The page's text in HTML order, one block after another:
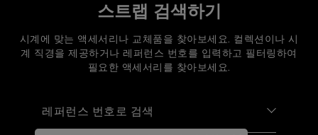
스트랩 검색하기
시계에 맞는 액세서리나 교체품을 찾아보세요. 컬렉션이나 시
계 직경을 제공하거나 레퍼런스 번호를 입력하고 필터링하여
필요한 액세서리를 찾아보세요.
레퍼런스 번호로 검색